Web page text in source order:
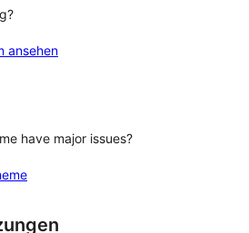
ansehen
have major issues?